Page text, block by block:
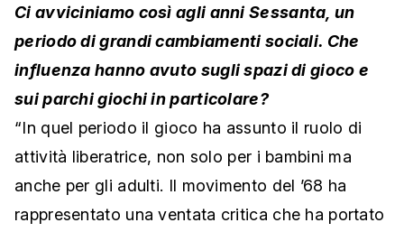
Ci avviciniamo così agli anni Sessanta, un
periodo di grandi cambiamenti sociali. Che
influenza hanno avuto sugli spazi di gioco e
sui parchi giochi in particolare?
“In quel periodo il gioco ha assunto il ruolo di
attività liberatrice, non solo per i bambini ma
anche per gli adulti. Il movimento del ’68 ha
rappresentato una ventata critica che ha portato